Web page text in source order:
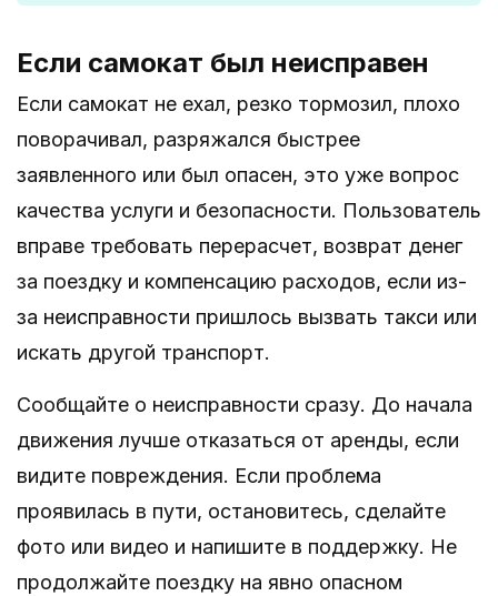
Если самокат был неисправен
Если самокат не ехал, резко тормозил, плохо
поворачивал, разряжался быстрее
заявленного или был опасен, это уже вопрос
качества услуги и безопасности. Пользователь
вправе требовать перерасчет, возврат денег
за поездку и компенсацию расходов, если из-
за неисправности пришлось вызвать такси или
искать другой транспорт.
Сообщайте о неисправности сразу. До начала
движения лучше отказаться от аренды, если
видите повреждения. Если проблема
проявилась в пути, остановитесь, сделайте
фото или видео и напишите в поддержку. Не
продолжайте поездку на явно опасном